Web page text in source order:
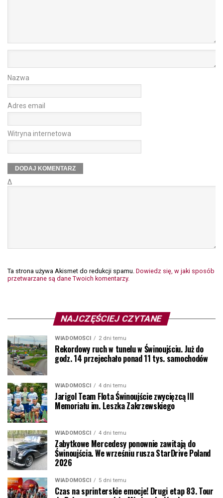
Nazwa
Adres email
Witryna internetowa
Δ
Ta strona używa Akismet do redukcji spamu. Dowiedz się, w jaki sposób
przetwarzane są dane Twoich komentarzy.
NAJCZĘŚCIEJ CZYTANE
WIADOMOŚCI 2 dni temu
Rekordowy ruch w tunelu w Świnoujściu. Już do
godz. 14 przejechało ponad 11 tys. samochodów
WIADOMOŚCI 4 dni temu
Jarigol Team Flota Świnoujście zwycięzcą III
Memoriału im. Leszka Zakrzewskiego
WIADOMOŚCI 4 dni temu
Zabytkowe Mercedesy ponownie zawitają do
Świnoujścia. We wrześniu rusza StarDrive Poland
2026
WIADOMOŚCI 5 dni temu
Czas na sprinterskie emocje! Drugi etap 83. Tour